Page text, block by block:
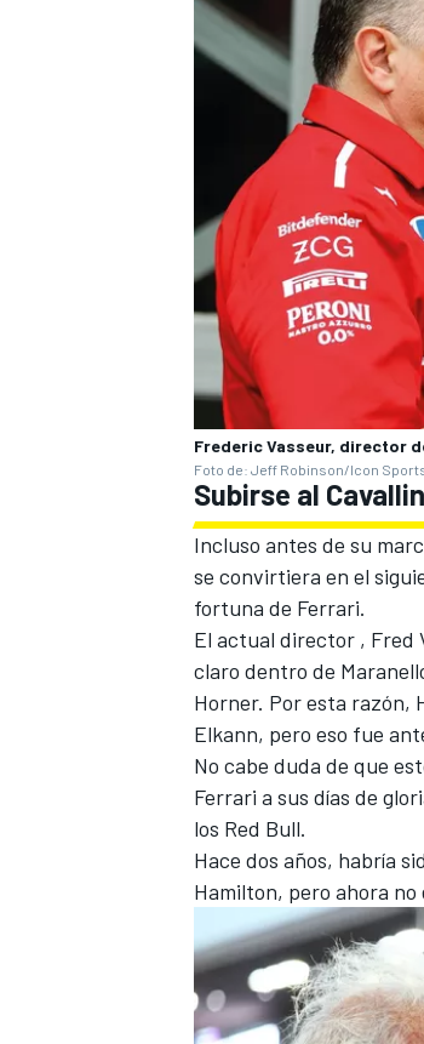
Frederic Vasseur, director
Foto de: Jeff Robinson/Icon
Subirse al
Incluso antes de su
se convirtiera en el
fortuna de Ferrari.
El actual director , Fred
claro dentro de
Horner. Por esta razón,
Elkann, pero eso fue
No cabe duda de que
Ferrari a sus días de
los Red Bull.
Hace dos años, habría
Hamilton, pero ahora